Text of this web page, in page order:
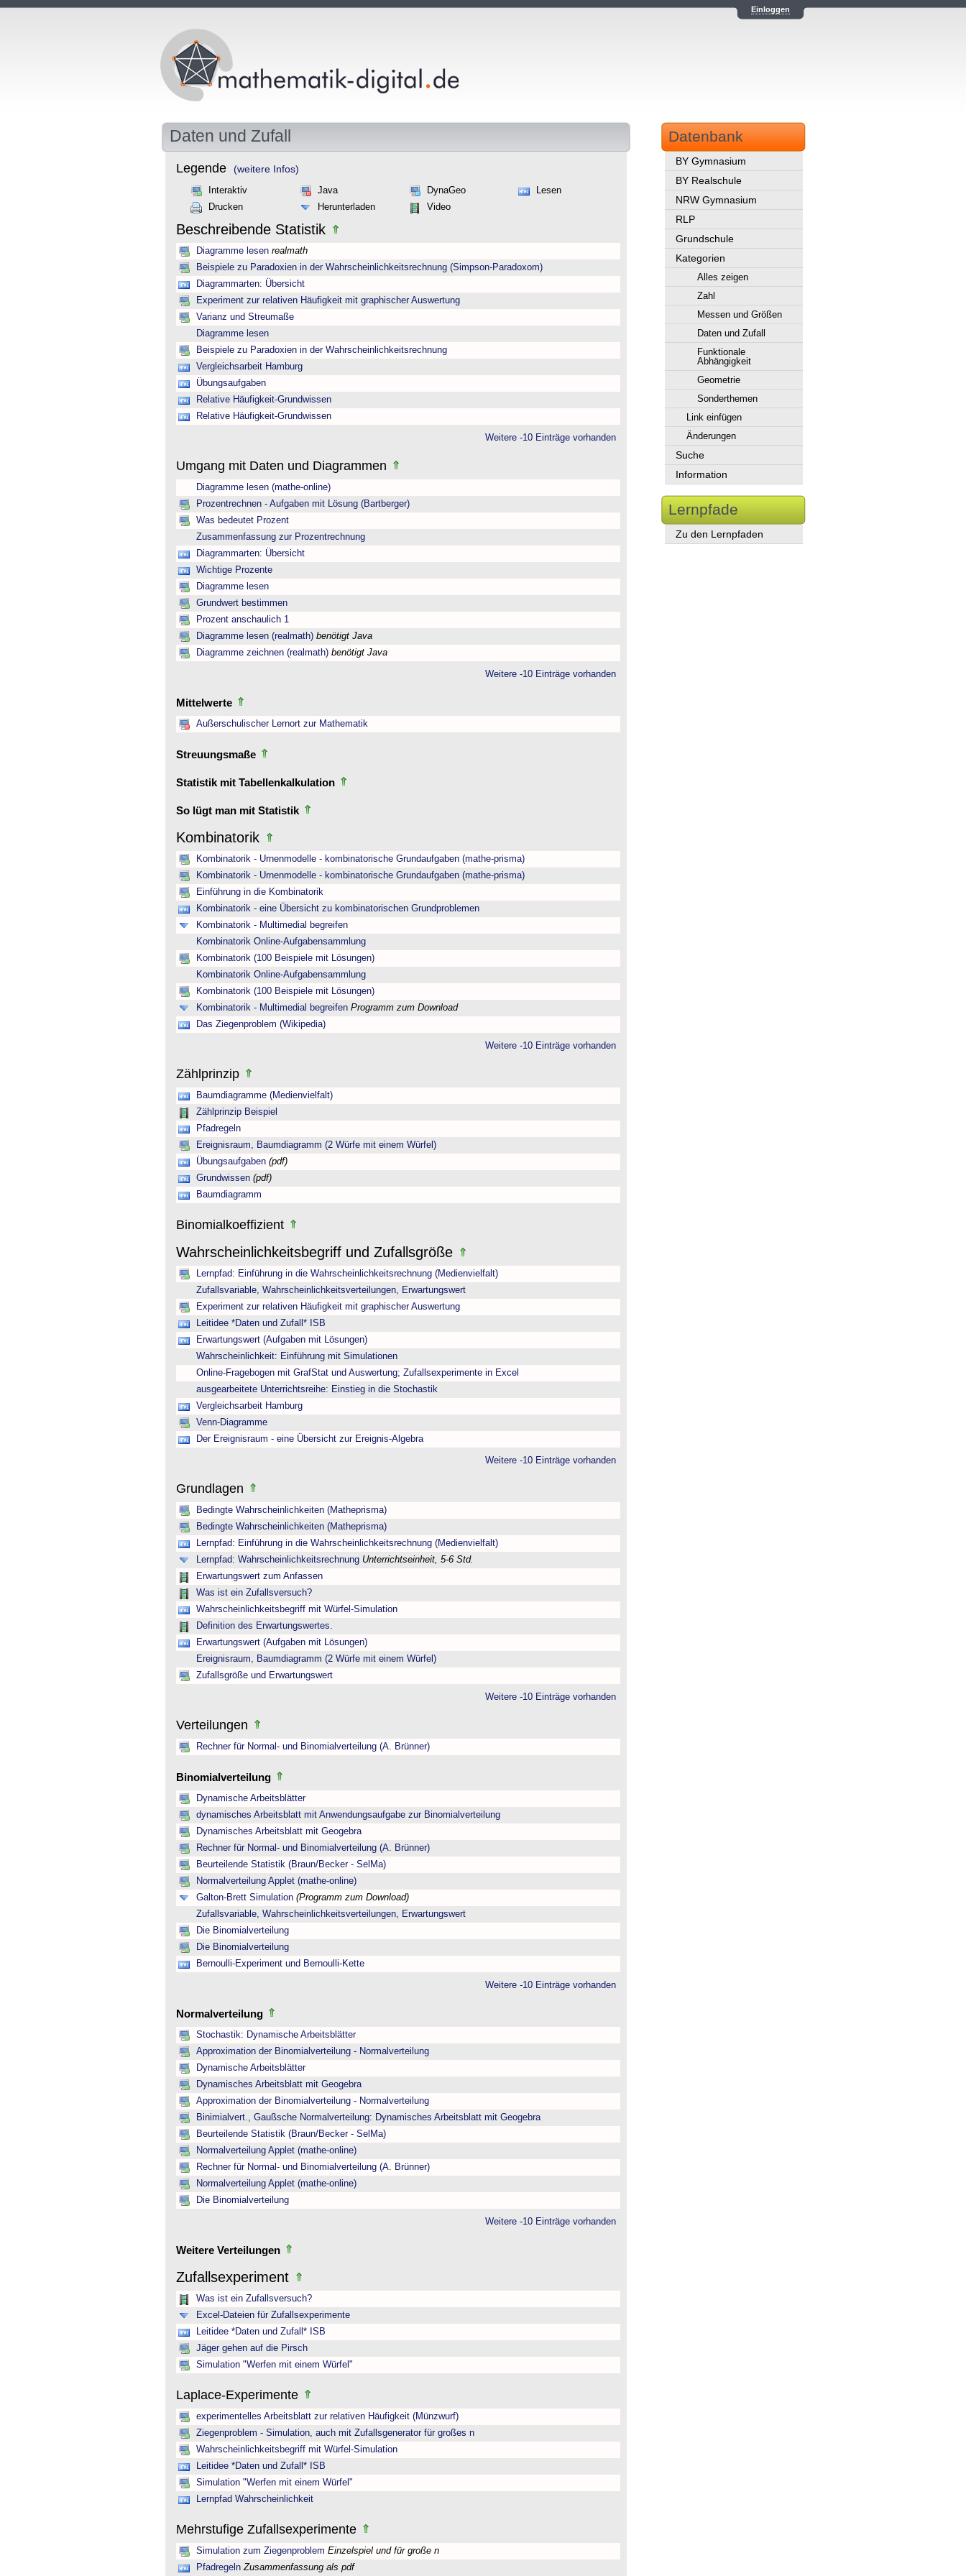
Einloggen
Daten und Zufall
Legende (weitere Infos)
Interaktiv Java DynaGeo
Lesen
Drucken
Herunterladen Video
Beschreibende Statistik
Diagramme lesen realmath
Beispiele zu Paradoxien in der Wahrscheinlichkeitsrechnung (Simpson-Paradoxom)
Diagrammarten: Übersicht
Experiment zur relativen Häufigkeit mit graphischer Auswertung
Varianz und Streumaße
Diagramme lesen
Beispiele zu Paradoxien in der Wahrscheinlichkeitsrechnung
Vergleichsarbeit Hamburg
Übungsaufgaben
Relative Häufigkeit-Grundwissen
Relative Häufigkeit-Grundwissen
Weitere -10 Einträge vorhanden
Umgang mit Daten und Diagrammen
Diagramme lesen (mathe-online)
Prozentrechnen - Aufgaben mit Lösung (Bartberger)
Was bedeutet Prozent
Zusammenfassung zur Prozentrechnung
Diagrammarten: Übersicht
Wichtige Prozente
Diagramme lesen
Grundwert bestimmen
Prozent anschaulich 1
Diagramme lesen (realmath) benötigt Java
Diagramme zeichnen (realmath) benötigt Java
Weitere -10 Einträge vorhanden
Mittelwerte
Außerschulischer Lernort zur Mathematik
Streuungsmaße
Statistik mit Tabellenkalkulation
So lügt man mit Statistik
Kombinatorik
Kombinatorik - Urnenmodelle - kombinatorische Grundaufgaben (mathe-prisma)
Kombinatorik - Urnenmodelle - kombinatorische Grundaufgaben (mathe-prisma)
Einführung in die Kombinatorik
Kombinatorik - eine Übersicht zu kombinatorischen Grundproblemen
Kombinatorik - Multimedial begreifen
Kombinatorik Online-Aufgabensammlung
Kombinatorik (100 Beispiele mit Lösungen)
Kombinatorik Online-Aufgabensammlung
Kombinatorik (100 Beispiele mit Lösungen)
Kombinatorik - Multimedial begreifen Programm zum Download
Das Ziegenproblem (Wikipedia)
Weitere -10 Einträge vorhanden
Zählprinzip
Baumdiagramme (Medienvielfalt)
Zählprinzip Beispiel
Pfadregeln
Ereignisraum, Baumdiagramm (2 Würfe mit einem Würfel)
Übungsaufgaben (pdf)
Grundwissen (pdf)
Baumdiagramm
Binomialkoeffizient
Wahrscheinlichkeitsbegriff und Zufallsgröße
Lernpfad: Einführung in die Wahrscheinlichkeitsrechnung (Medienvielfalt)
Zufallsvariable, Wahrscheinlichkeitsverteilungen, Erwartungswert
Experiment zur relativen Häufigkeit mit graphischer Auswertung
Leitidee *Daten und Zufall* ISB
Erwartungswert (Aufgaben mit Lösungen)
Wahrscheinlichkeit: Einführung mit Simulationen
Online-Fragebogen mit GrafStat und Auswertung; Zufallsexperimente in Excel
ausgearbeitete Unterrichtsreihe: Einstieg in die Stochastik
Vergleichsarbeit Hamburg
Venn-Diagramme
Der Ereignisraum - eine Übersicht zur Ereignis-Algebra
Weitere -10 Einträge vorhanden
Grundlagen
Bedingte Wahrscheinlichkeiten (Matheprisma)
Bedingte Wahrscheinlichkeiten (Matheprisma)
Lernpfad: Einführung in die Wahrscheinlichkeitsrechnung (Medienvielfalt)
Lernpfad: Wahrscheinlichkeitsrechnung Unterrichtseinheit, 5-6 Std.
Erwartungswert zum Anfassen
Was ist ein Zufallsversuch?
Wahrscheinlichkeitsbegriff mit Würfel-Simulation
Definition des Erwartungswertes.
Erwartungswert (Aufgaben mit Lösungen)
Ereignisraum, Baumdiagramm (2 Würfe mit einem Würfel)
Zufallsgröße und Erwartungswert
Weitere -10 Einträge vorhanden
Verteilungen
Rechner für Normal- und Binomialverteilung (A. Brünner)
Binomialverteilung
Dynamische Arbeitsblätter
dynamisches Arbeitsblatt mit Anwendungsaufgabe zur Binomialverteilung
Dynamisches Arbeitsblatt mit Geogebra
Rechner für Normal- und Binomialverteilung (A. Brünner)
Beurteilende Statistik (Braun/Becker - SelMa)
Normalverteilung Applet (mathe-online)
Galton-Brett Simulation (Programm zum Download)
Zufallsvariable, Wahrscheinlichkeitsverteilungen, Erwartungswert
Die Binomialverteilung
Die Binomialverteilung
Bernoulli-Experiment und Bernoulli-Kette
Weitere -10 Einträge vorhanden
Normalverteilung
Stochastik: Dynamische Arbeitsblätter
Approximation der Binomialverteilung - Normalverteilung
Dynamische Arbeitsblätter
Dynamisches Arbeitsblatt mit Geogebra
Approximation der Binomialverteilung - Normalverteilung
Binimialvert., Gaußsche Normalverteilung: Dynamisches Arbeitsblatt mit Geogebra
Beurteilende Statistik (Braun/Becker - SelMa)
Normalverteilung Applet (mathe-online)
Rechner für Normal- und Binomialverteilung (A. Brünner)
Normalverteilung Applet (mathe-online)
Die Binomialverteilung
Weitere -10 Einträge vorhanden
Weitere Verteilungen
Zufallsexperiment
Was ist ein Zufallsversuch?
Excel-Dateien für Zufallsexperimente
Leitidee *Daten und Zufall* ISB
Jäger gehen auf die Pirsch
Simulation "Werfen mit einem Würfel"
Laplace-Experimente
experimentelles Arbeitsblatt zur relativen Häufigkeit (Münzwurf)
Ziegenproblem - Simulation, auch mit Zufallsgenerator für großes n
Wahrscheinlichkeitsbegriff mit Würfel-Simulation
Leitidee *Daten und Zufall* ISB
Simulation "Werfen mit einem Würfel"
Lernpfad Wahrscheinlichkeit
Mehrstufige Zufallsexperimente
Simulation zum Ziegenproblem Einzelspiel und für große n
Pfadregeln Zusammenfassung als pdf
Datenbank
BY Gymnasium
BY Realschule
NRW Gymnasium
RLP
Grundschule
Kategorien
Alles zeigen
Zahl
Messen und Größen
Daten und Zufall
Funktionale
Abhängigkeit
Geometrie
Sonderthemen
Link einfügen
Änderungen
Suche
Information
Lernpfade
Zu den Lernpfaden